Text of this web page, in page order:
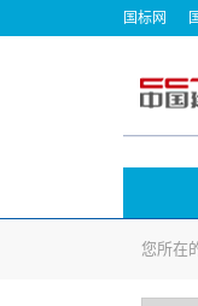
国标网
您所在